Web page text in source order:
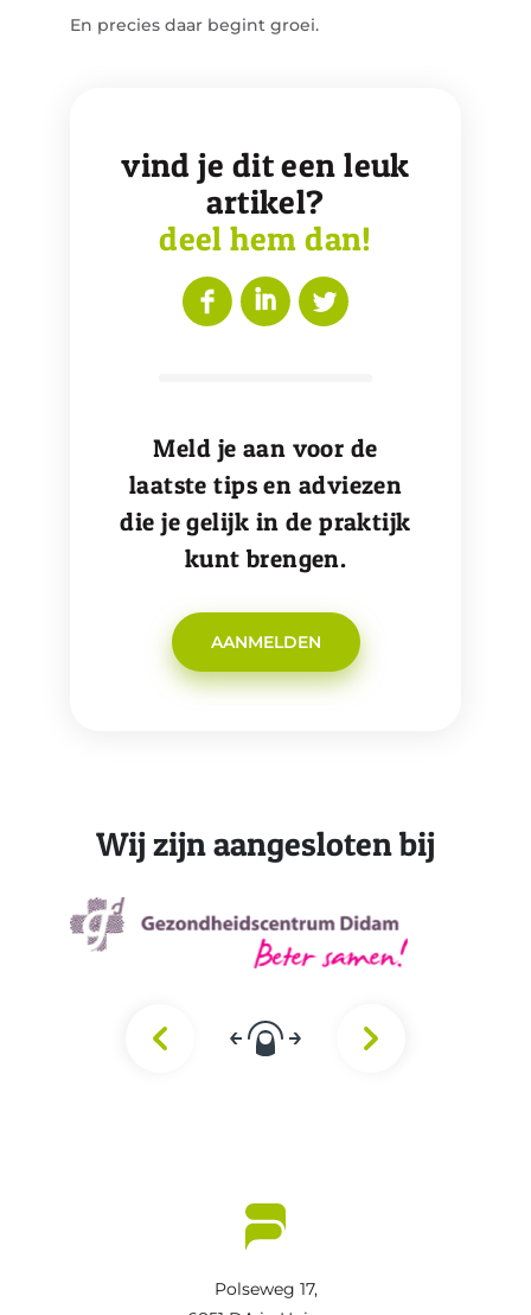
En precies daar begint groei.
vind je dit een leuk
artikel?
deel hem dan!
Meld je aan voor de
laatste tips en adviezen
die je gelijk in de praktijk
kunt brengen.
AANMELDEN
Wij zijn aangesloten bij
Polseweg 17,